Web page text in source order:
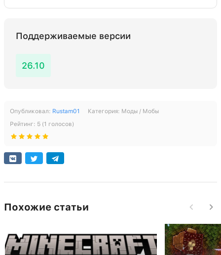
Поддерживаемые версии
26.10
Опубликовал: Rustam01 Категория: Моды / Мобы
Рейтинг: 5 (1 голосов)
Похожие статьи